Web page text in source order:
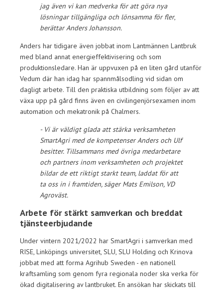
jag även vi kan medverka för att göra nya
lösningar tillgängliga och lönsamma för fler,
berättar Anders Johansson.
Anders har tidigare även jobbat inom Lantmännen Lantbruk
med bland annat energieffektivisering och som
produktionsledare. Han är uppvuxen på en liten gård utanför
Vedum där han idag har spannmålsodling vid sidan om
dagligt arbete. Till den praktiska utbildning som följer av att
växa upp på gård finns även en civilingenjörsexamen inom
automation och mekatronik på Chalmers.
- Vi är väldigt glada att stärka verksamheten
SmartAgri med de kompetenser Anders och Ulf
besitter. Tillsammans med övriga medarbetare
och partners inom verksamheten och projektet
bildar de ett riktigt starkt team, laddat för att
ta oss in i framtiden, säger Mats Emilson, VD
Agroväst.
Arbete för stärkt samverkan och breddat
tjänsteerbjudande
Under vintern 2021/2022 har SmartAgri i samverkan med
RISE, Linköpings universitet, SLU, SLU Holding och Krinova
jobbat med att forma Agrihub Sweden - en nationell
kraftsamling som genom fyra regionala noder ska verka för
ökad digitalisering av lantbruket. En ansökan har skickats till